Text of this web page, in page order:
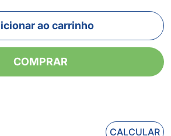
ao carrinho
COMPRAR
CALCULAR